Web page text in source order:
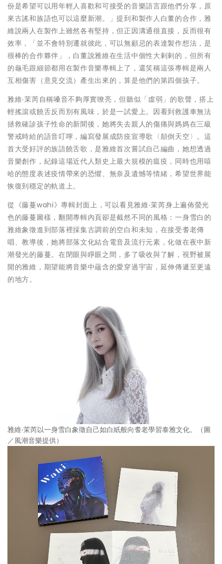
份是希望可以用年輕人喜歡和可接受的音樂語言跟他們分享，原
來古謠和族語也可以這麼新潮。」提到和製作人白董的合作，雅
維說兩人在製作上雖然各有堅持，但正因溝通很直接，反而很有
效率，「並不會特別遷就彼此，可以無顧忌的表達製作想法，是
很棒的合作夥伴」，白董說雅維在生活中個性大剌剌的，但所有
的龜毛跟細節都用在製作音樂專輯上了，還笑稱這張專輯是兩人
互相傷害（意見交流）產生出來的，算是他們的第四個孩子。
雅維‧茉芮自稱嗓音不夠厚實嘹亮，但聽似「虛弱」的歌聲，搭上
輕搖滾或饒舌反而別有風味，於是一試愛上。因看到救護車無法
拯救確診孩子性命的新聞後，她將失去親人的傷痛與媽媽在三級
警戒時給的語音叮嚀，編寫發展成防疫宣導歌〈顛倒天空〉。這
首大受好評的族語饒舌歌，是雅維首次嘗試自己編曲，她想透過
音樂創作，紀錄這場近代人類史上最大規模的瘟疫，同時也用嘻
哈的態度表述疫情帶來的恐懼、無奈及遺憾等情緒，希望世界能
恢復到穩定的軌道上。
從《藤蔓wahi》專輯封面上，可以看見雅維‧茉芮身上遍佈螢光
色的藤蔓圖樣，翻開專輯內頁卻是截然不同的風格：一身雪白的
雅維象徵進到部落裡採集古調前的空白和未知，在接受耆老傳
唱、教導後，她將部落文化結合電音及流行元素，化做在夜中新
潮發光的藤蔓。在閉眼與睜眼之間，多了吸收與了解，視野被展
開的雅維，期望能將音樂中蘊含的愛穿過宇宙，延伸傳遞至更遠
的地方。
雅維‧茉芮以一身雪白象徵自己如白紙般向耆老學習泰雅文化。（圖
／風潮音樂提供）